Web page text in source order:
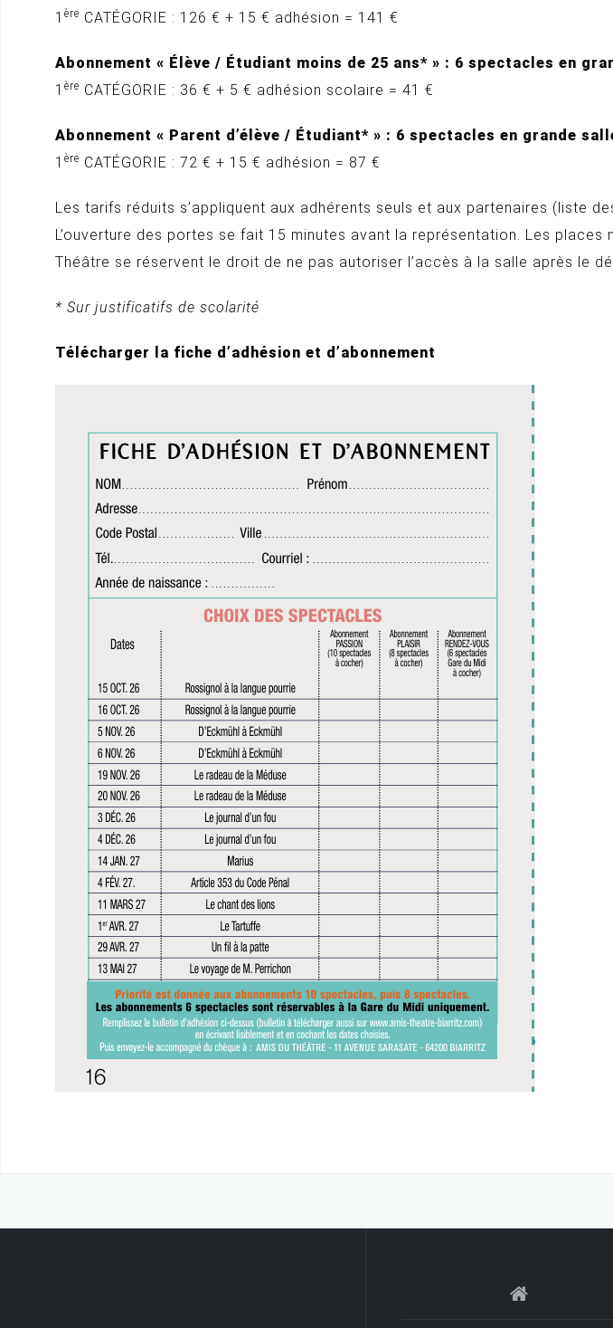
1 ère CATÉGORIE : 126 € + 15 € adhésion = 141 €
Abonnement « Élève / Étudiant moins de 25 ans* » : 6 spectacles en
1 ère CATÉGORIE : 36 € + 5 € adhésion scolaire = 41 €
Abonnement « Parent d’élève / Étudiant* » : 6 spectacles en grande
1 ère CATÉGORIE : 72 € + 15 € adhésion = 87 €
Les tarifs réduits s’appliquent aux adhérents seuls et aux partenaires (liste
L’ouverture des portes se fait 15 minutes avant la représentation. Les
Théâtre se réservent le droit de ne pas autoriser l’accès à la salle après le
* Sur justificatifs de scolarité
Télécharger la fiche d’adhésion et d’abonnement